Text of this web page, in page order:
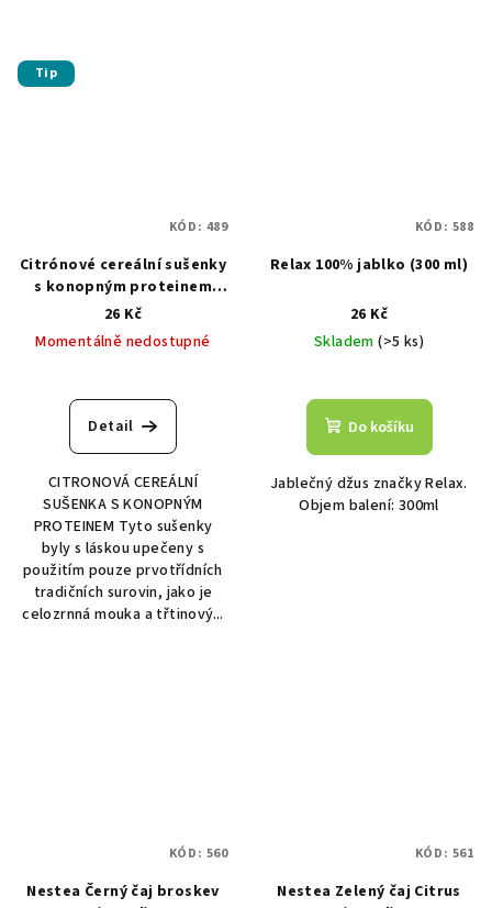
Tip
Citrónové cereální sušenky
s konopným proteinem
(20g)
26 Kč
Momentálně nedostupné
Detail
CITRONOVÁ CEREÁLNÍ
SUŠENKA S KONOPNÝM
PROTEINEM Tyto sušenky
byly s láskou upečeny s
použitím pouze prvotřídních
tradičních surovin, jako je
celozrnná mouka a třtinový...
KÓD: 489
Relax 100% jablko (300 ml)
26 Kč
Skladem(>5 ks)
Do košíku
Jablečný džus značky Relax.
Objem balení: 300ml
KÓD: 588
Nestea Černý čaj broskev
KÓD: 560
Nestea Zelený čaj Citrus
KÓD: 561